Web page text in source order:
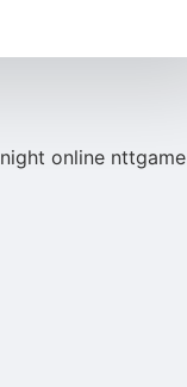
online nttgame